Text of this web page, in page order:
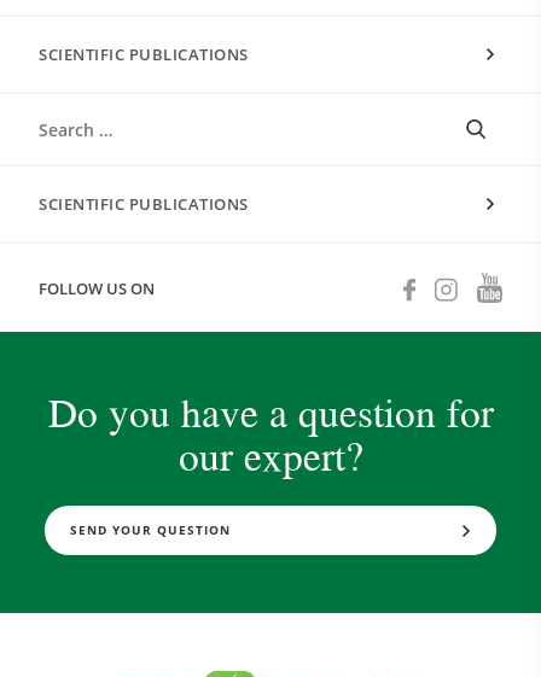
SCIENTIFIC PUBLICATIONS
SCIENTIFIC PUBLICATIONS
FOLLOW US ON
Do you have a question for
our expert?
SEND YOUR QUESTION